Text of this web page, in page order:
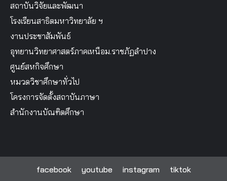
สถาบันวิจัยและพัฒนา
โรงเรียนสาธิตมหาวิทยาลัย ฯ
งานประชาสัมพันธ์
อุทยานวิทยาศาสตร์ภาคเหนือม.ราชภัฏลำปาง
ศูนย์สหกิจศึกษา
หมวดวิชาศึกษาทั่วไป
โครงการจัดตั้งสถาบันภาษา
สำนักงานบัณฑิตศึกษา
facebook youtube instagram tiktok